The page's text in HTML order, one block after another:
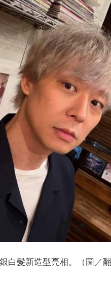
白髮新造型亮相。（圖／翻